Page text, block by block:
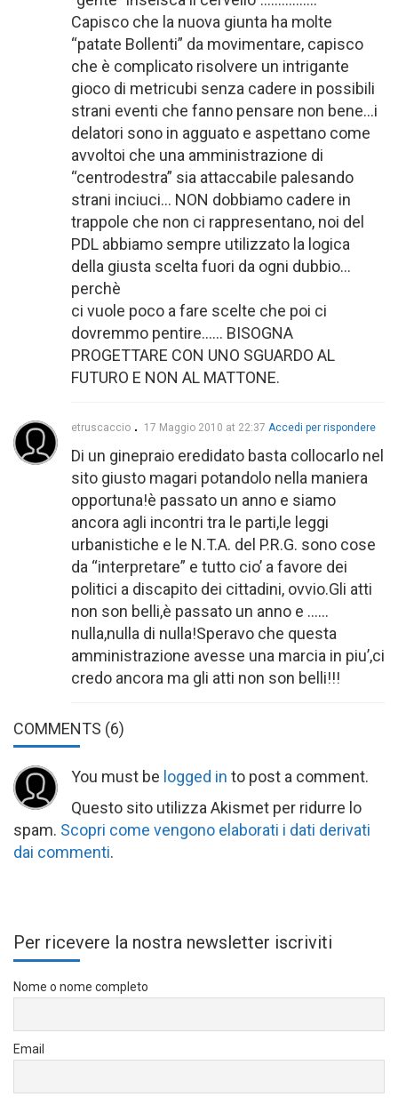
Capisco che la nuova giunta ha molte
“patate Bollenti” da movimentare, capisco
che è complicato risolvere un intrigante
gioco di metricubi senza cadere in possibili
strani eventi che fanno pensare non bene…i
delatori sono in agguato e aspettano come
avvoltoi che una amministrazione di
“centrodestra” sia attaccabile palesando
strani inciuci… NON dobbiamo cadere in
trappole che non ci rappresentano, noi del
PDL abbiamo sempre utilizzato la logica
della giusta scelta fuori da ogni dubbio…
perchè
ci vuole poco a fare scelte che poi ci
dovremmo pentire…… BISOGNA
PROGETTARE CON UNO SGUARDO AL
FUTURO E NON AL MATTONE.
etruscaccio 17 Maggio 2010 at 22:37 Accedi per rispondere
Di un ginepraio eredidato basta collocarlo nel
sito giusto magari potandolo nella maniera
opportuna!è passato un anno e siamo
ancora agli incontri tra le parti,le leggi
urbanistiche e le N.T.A. del P.R.G. sono cose
da “interpretare” e tutto cio’ a favore dei
politici a discapito dei cittadini, ovvio.Gli atti
non son belli,è passato un anno e ……
nulla,nulla di nulla!Speravo che questa
amministrazione avesse una marcia in piu’,ci
credo ancora ma gli atti non son belli!!!
COMMENTS (6)
You must be logged in to post a comment.
Questo sito utilizza Akismet per ridurre lo
spam. Scopri come vengono elaborati i dati derivati
dai commenti.
Per ricevere la nostra newsletter iscriviti
Nome o nome completo
Email